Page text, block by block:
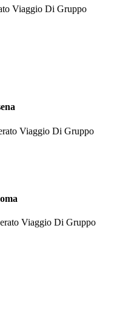
Viaggio Di Gruppo
Viaggio Di Gruppo
Viaggio Di Gruppo